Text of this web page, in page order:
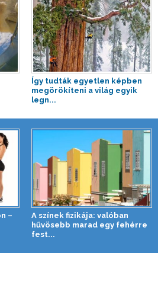
Így tudták egyetlen képben
megörökíteni a világ egyik
legn...
–
A színek fizikája: valóban
hűvösebb marad egy fehérre
fest...